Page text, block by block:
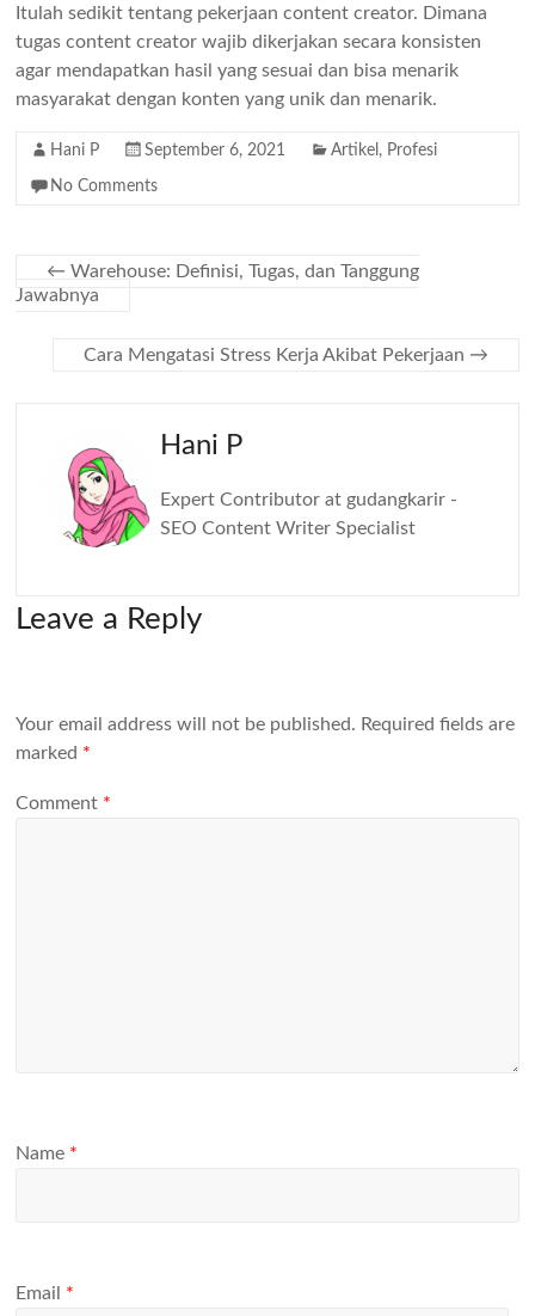
Itulah sedikit tentang pekerjaan content creator. Dimana
tugas content creator wajib dikerjakan secara konsisten
agar mendapatkan hasil yang sesuai dan bisa menarik
masyarakat dengan konten yang unik dan menarik.
Hani P September 6, 2021 Artikel , Profesi
No Comments
← Warehouse: Definisi, Tugas, dan Tanggung
Jawabnya
Cara Mengatasi Stress Kerja Akibat Pekerjaan →
Hani P
Expert Contributor at gudangkarir -
SEO Content Writer Specialist
Leave a Reply
Your email address will not be published. Required fields are
marked *
Comment *
Name *
Email *